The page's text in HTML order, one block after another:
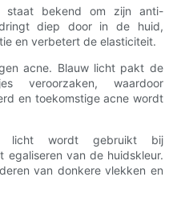
bekend om zijn anti-
dringt diep door in de huid,
en verbetert de elasticiteit.
acne. Blauw licht pakt de
veroorzaken, waardoor
en toekomstige acne wordt
licht wordt gebruikt bij
egaliseren van de huidskleur.
van donkere vlekken en